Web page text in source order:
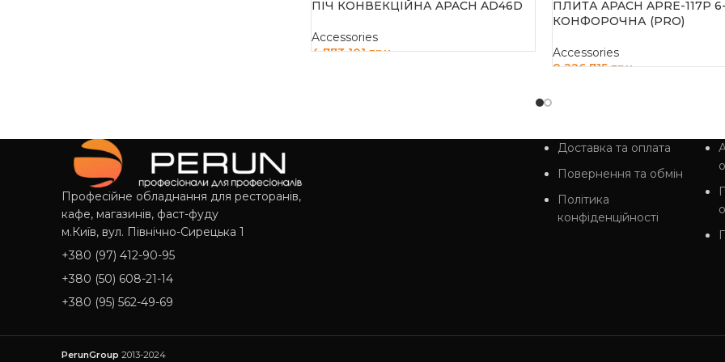
ПІЧ КОНВЕКЦІЙНА APACH AD46D
Accessories
4 773 101грн
ПЛИТА APACH APRE-117P
КОНФОРОЧНА (PRO)
Accessories
8 226 715грн
Професійне обладнання для ресторанів,
кафе, магазинів, фаст-фуду
м.Київ, вул. Північно-Сирецька 1
+380 (97) 412-90-95
+380 (50) 608-21-14
+380 (95) 562-49-69
Доставка та оплата
Повернення та обмін
Політика
конфіденційності
PerunGroup 2013-2024